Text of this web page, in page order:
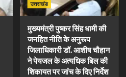
उत्तराखंड
मुख्यमंत्री पुष्कर सिंह धामी की
जनहित नीति के अनुरूप
जिलाधिकारी डॉ. आशीष चौहान
ने पेयजल के अत्यधिक बिल की
शिकायत पर जांच के दिए निर्देश